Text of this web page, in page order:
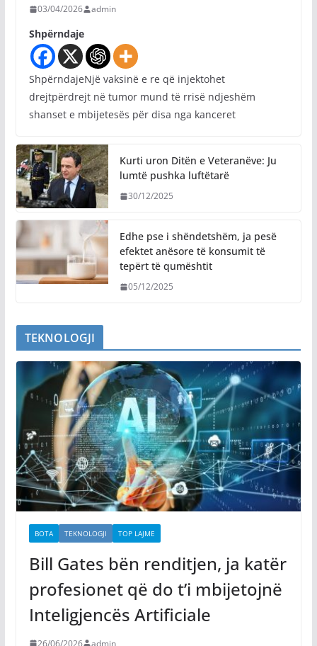
03/04/2026 admin
Shpërndaje
ShpërndajeNjë vaksinë e re që injektohet
drejtpërdrejt në tumor mund të rrisë ndjeshëm
shanset e mbijetesës për disa nga kanceret
Kurti uron Ditën e Veteranëve: Ju
lumtë pushka luftëtarë
30/12/2025
Edhe pse i shëndetshëm, ja pesë
efektet anësore të konsumit të
tepërt të qumështit
05/12/2025
TEKNOLOGJI
BOTA TEKNOLOGJI TOP LAJME
Bill Gates bën renditjen, ja katër
profesionet që do t’i mbijetojnë
Inteligjencës Artificiale
26/06/2026 admin